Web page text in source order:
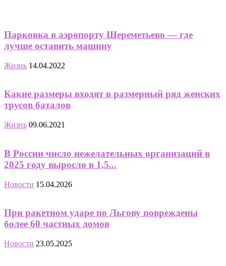
Парковка в аэропорту Шереметьево — где
лучше оставить машину
Жизнь 14.04.2022
Какие размеры входят в размерный ряд женских
трусов баталов
Жизнь 09.06.2021
В России число нежелательных организаций в
2025 году выросло в 1,5...
Новости 15.04.2026
При ракетном ударе по Льгову повреждены
более 60 частных домов
Новости 23.05.2025